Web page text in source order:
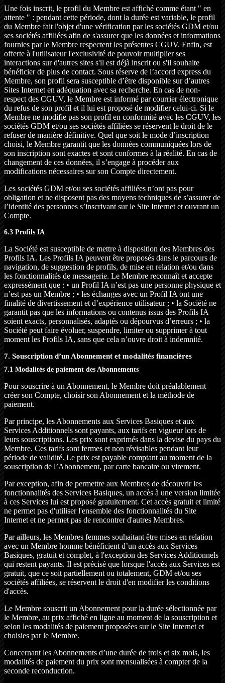
Une fois inscrit, le profil du Membre est affiché comme étant " en
attente " : pendant cette période, dont la durée est variable, le profil
du Membre fait l'objet d'une vérification par les sociétés GDM et/ou
ses sociétés affiliées afin de s'assurer que les données et informations
fournies par le Membre respectent les présentes CGUV. Enfin, est
offerte à l'utilisateur l'exclusivité de pouvoir multiplier ses
interactions sur d'autres sites s'il est déjà inscrit ou s'il souhaite
bénéficier de plus de contact. Sous réserve de l’accord express du
Membre, son profil sera susceptible d’être disponible sur d’autres
Sites Internet en adéquation avec sa recherche. En cas de non-
respect des CGUV, le Membre est informé par courrier électronique
du refus de son profil et il lui est proposé de modifier celui-ci. Si le
Membre ne modifie pas son profil en conformité avec les CGUV, les
sociétés GDM et/ou ses sociétés affiliées se réservent le droit de le
refuser de manière définitive. Quel que soit le mode d’inscription
choisi, le Membre garantit que les données communiquées lors de
son inscription sont exactes et sont conformes à la réalité. En cas de
changement de ces données, il s’engage à procéder aux
modifications nécessaires sur son Compte directement.
Les sociétés GDM et/ou ses sociétés affiliées n’ont pas pour
obligation et ne disposent pas des moyens techniques de s’assurer de
l’identité des personnes s’inscrivant sur le Site Internet et ouvrant un
Compte.
6.3 Profils IA
La Société est susceptible de mettre à disposition des Membres des
Profils IA. Les Profils IA peuvent être proposés dans le parcours de
navigation, de suggestion de profils, de mise en relation et/ou dans
les fonctionnalités de messagerie. Le Membre reconnaît et accepte
expressément que : • un Profil IA n’est pas une personne physique et
n’est pas un Membre ; • les échanges avec un Profil IA ont une
finalité de divertissement et d’expérience utilisateur ; • la Société ne
garantit pas que les informations ou contenus issus des Profils IA
soient exacts, personnalisés, adaptés ou dépourvus d’erreurs ; • la
Société peut faire évoluer, suspendre, limiter ou supprimer à tout
moment les Profils IA, sans que cela n’ouvre droit à indemnité.
7. Souscription d’un Abonnement et modalités financières
7.1 Modalités de paiement des Abonnements
Pour souscrire à un Abonnement, le Membre doit préalablement
créer son Compte, choisir son Abonnement et la méthode de
paiement.
Par principe, les Abonnements aux Services Basiques et aux
Services Additionnels sont payants, aux tarifs en vigueur lors de
leurs souscriptions. Les prix sont exprimés dans la devise du pays du
Membre. Ces tarifs sont fermes et non révisables pendant leur
période de validité. Le prix est payable comptant au moment de la
souscription de l’Abonnement, par carte bancaire ou virement.
Par exception, afin de permettre aux Membres de découvrir les
fonctionnalités des Services Basiques, un accès à une version limitée
à ces Services lui est proposé gratuitement. Cet accès gratuit et limité
ne permet pas d'utiliser l'ensemble des fonctionnalités du Site
Internet et ne permet pas de rencontrer d'autres Membres.
Par ailleurs, les Membres femmes souhaitant être mises en relation
avec un Membre homme bénéficient d’un accès aux Services
Basiques, gratuit et complet, à l'exception des Services Additionnels
qui restent payants. Il est précisé que lorsque l'accès aux Services est
gratuit, que ce soit partiellement ou totalement, GDM et/ou ses
sociétés affiliées, se réservent le droit d'en modifier les conditions
d'accès.
Le Membre souscrit un Abonnement pour la durée sélectionnée par
le Membre, au prix affiché en ligne au moment de la souscription et
selon les modalités de paiement proposées sur le Site Internet et
choisies par le Membre.
Concernant les Abonnements d’une durée de trois et six mois, les
modalités de paiement du prix sont mensualisées à compter de la
seconde reconduction.